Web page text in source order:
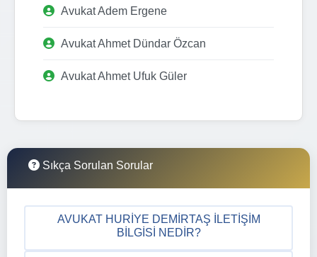
Avukat Adem Ergene
Avukat Ahmet Dündar Özcan
Avukat Ahmet Ufuk Güler
Sıkça Sorulan Sorular
AVUKAT HURIYE DEMIRTAŞ İLETIŞIM
BILGISI NEDIR?